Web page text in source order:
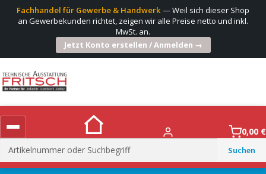
Fachhandel für Gewerbe & Handwerk— Weil sich dieser Shop
an Gewerbekunden richtet, zeigen wir alle Preise netto und inkl.
MwSt. an.
Jetzt Konto erstellen / Anmelden →
Suchen
nach:
0,00 €